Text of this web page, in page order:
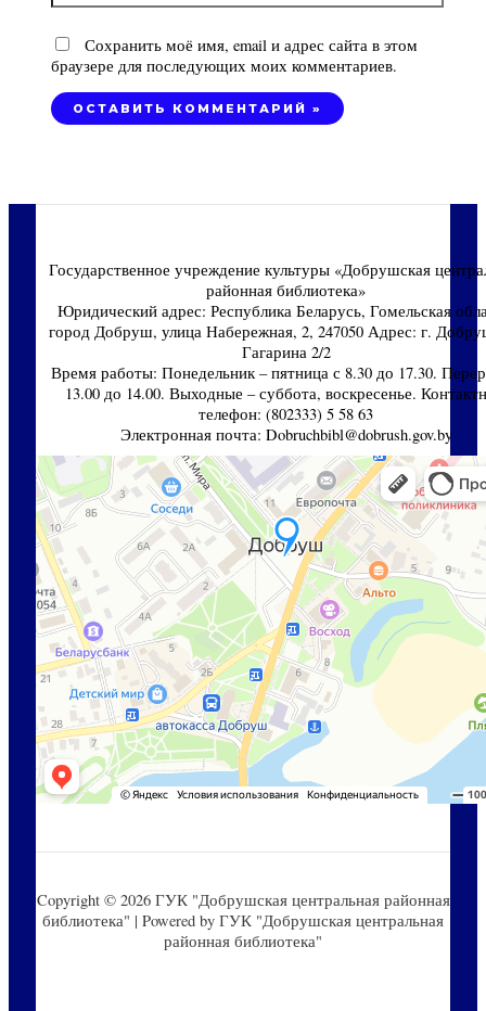
Сохранить моё имя, email и адрес сайта в этом
браузере для последующих моих комментариев.
Государственное учреждение культуры «Добрушская
районная библиотека»
Юридический адрес: Республика Беларусь, Гомельская
город Добруш, улица Набережная, 2, 247050 Адрес: г.
Гагарина 2/2
Время работы: Понедельник – пятница с 8.30 до 17.30.
13.00 до 14.00. Выходные – суббота, воскресенье.
телефон: (802333) 5 58 63
Электронная почта: Dobruchbibl@dobrush.gov.by
Copyright © 2026 ГУК "Добрушская центральная районная
библиотека" | Powered by ГУК "Добрушская центральная
районная библиотека"